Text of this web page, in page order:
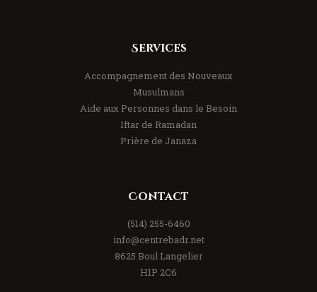
Services
Accompagnement des Nouveaux
Musulmans
Aide aux Personnes dans le Besoin
Iftar de Ramadan
Prière de Janaza
Contact
(514) 255-6460
info@centrebadr.net
8625 Boul Langelier
H1P 2C6